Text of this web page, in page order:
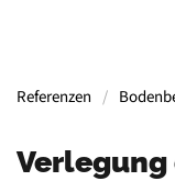
Referenzen